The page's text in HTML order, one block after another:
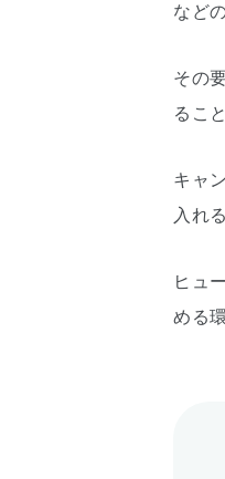
など
その
るこ
キャ
入れ
ヒュ
める